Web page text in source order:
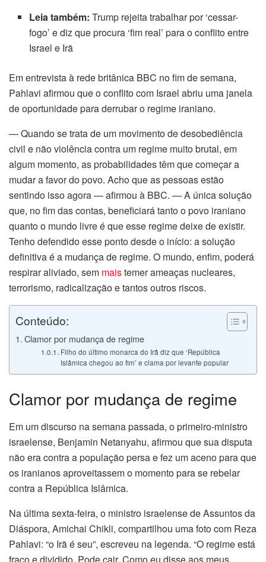
Leia também:Trump rejeita trabalhar por ‘cessar-
fogo’ e diz que procura ‘fim real’ para o conflito entre
Israel e Irã
Em entrevista à rede britânica BBC no fim de semana,
Pahlavi afirmou que o conflito com Israel abriu uma janela
de oportunidade para derrubar o regime iraniano.
— Quando se trata de um movimento de desobediência
civil e não violência contra um regime muito brutal, em
algum momento, as probabilidades têm que começar a
mudar a favor do povo. Acho que as pessoas estão
sentindo isso agora — afirmou à BBC. — A única solução
que, no fim das contas, beneficiará tanto o povo iraniano
quanto o mundo livre é que esse regime deixe de existir.
Tenho defendido esse ponto desde o início: a solução
definitiva é a mudança de regime. O mundo, enfim, poderá
respirar aliviado, sem maistemer ameaças nucleares,
terrorismo, radicalização e tantos outros riscos.
Conteúdo:
Clamor por mudança de regime
Filho do último monarca do Irã diz que ‘República
Islâmica chegou ao fim’ e clama por levante popular
Clamor por mudança de regime
Em um discurso na semana passada, o primeiro-ministro
israelense, Benjamin Netanyahu, afirmou que sua disputa
não era contra a população persa e fez um aceno para que
os iranianos aproveitassem o momento para se rebelar
contra a República Islâmica.
Na última sexta-feira, o ministro israelense de Assuntos da
Diáspora, Amichai Chikli, compartilhou uma foto com Reza
Pahlavi: “o Irã é seu”, escreveu na legenda. “O regime está
fraco e dividido. Pode cair. Como eu disse aos meus